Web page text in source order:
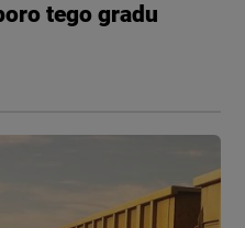
tego gradu